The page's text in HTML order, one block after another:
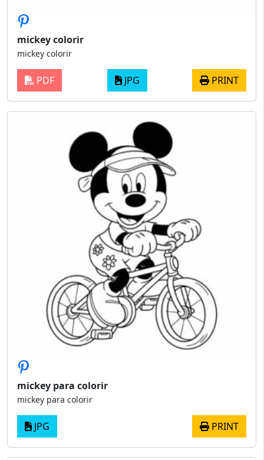
mickey colorir
mickey colorir
PDF JPG PRINT
mickey para colorir
mickey para colorir
JPG PRINT